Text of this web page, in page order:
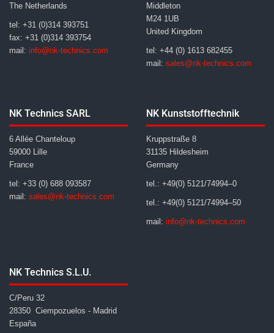
The Netherlands
tel: +31 (0)314 393751
fax: +31 (0)314 393754
mail: info@nk-technics.com
Middleton
M24 1UB
United Kingdom
tel: +44 (0) 1613 682455
mail: sales@nk-technics.com
NK Technics SARL
6 Allée Chanteloup
59000 Lille
France
tel: +33 (0) 688 093587
mail: sales@nk-technics.com
NK Kunststofftechnik
Kruppstraße 8
31135 Hildesheim
Germany
tel.: +49(0) 5121/74994–0
tel.: +49(0) 5121/74994–50
mail: info@nk-technics.com
NK Technics S.L.U.
C/Peru 32
28350 Ciempozuelos - Madrid
España